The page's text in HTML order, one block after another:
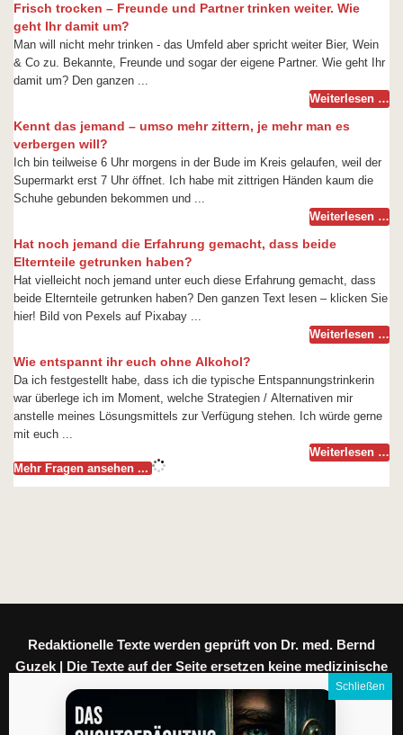
Frisch trocken – Freunde und Partner trinken weiter. Wie
geht Ihr damit um?
Man will nicht mehr trinken - das Umfeld aber spricht weiter Bier, Wein
& Co zu. Bekannte, Freunde und sogar der eigene Partner. Wie geht Ihr
damit um? Den ganzen ...
Weiterlesen …
Kennt das jemand – umso mehr zittern, je mehr man es
verbergen will?
Ich bin teilweise 6 Uhr morgens in der Bude im Kreis gelaufen, weil der
Supermarkt erst 7 Uhr öffnet. Ich habe mit zittrigen Händen kaum die
Schuhe gebunden bekommen und ...
Weiterlesen …
Hat noch jemand die Erfahrung gemacht, dass beide
Elternteile getrunken haben?
Hat vielleicht noch jemand unter euch diese Erfahrung gemacht, dass
beide Elternteile getrunken haben? Den ganzen Text lesen – klicken Sie
hier! Bild von Pexels auf Pixabay ...
Weiterlesen …
Wie entspannt ihr euch ohne Alkohol?
Da ich festgestellt habe, dass ich die typische Entspannungstrinkerin
war überlege ich im Moment, welche Strategien / Alternativen mir
anstelle meines Lösungsmittels zur Verfügung stehen. Ich würde gerne
mit euch ...
Weiterlesen …
Mehr Fragen ansehen ...
Redaktionelle Texte werden geprüft von Dr. med. Bernd
Guzek | Die Texte auf der Seite ersetzen keine medizinische
Beratung.